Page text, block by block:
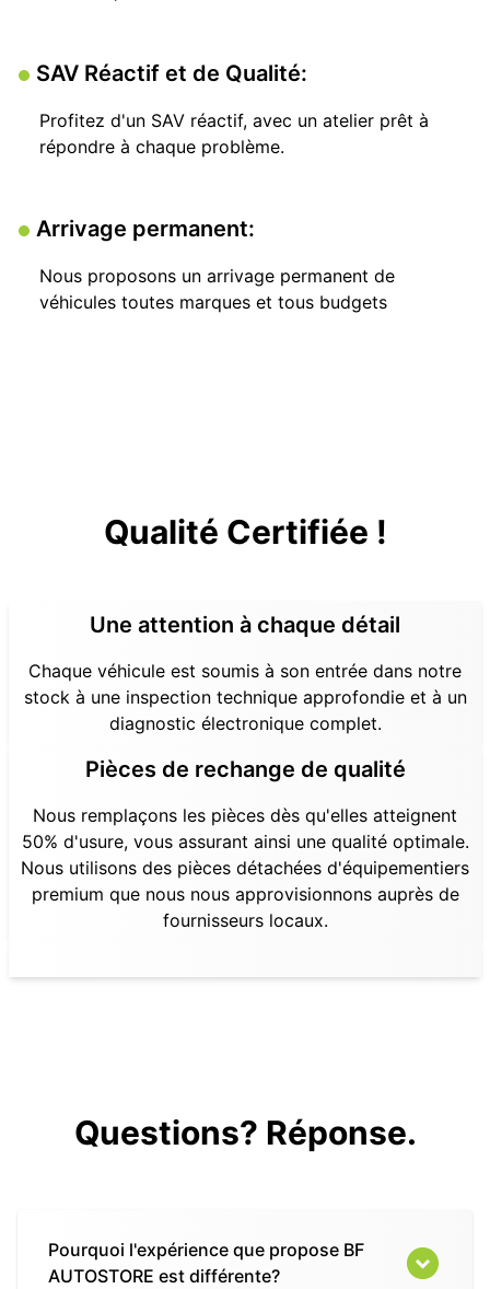
SAV Réactif et de Qualité:
Profitez d'un SAV réactif, avec un atelier prêt à
répondre à chaque problème.
Arrivage permanent:
Nous proposons un arrivage permanent de
véhicules toutes marques et tous budgets
Qualité Certifiée !
Une attention à chaque détail
Chaque véhicule est soumis à son entrée dans notre
stock à une inspection technique approfondie et à un
diagnostic électronique complet.
Pièces de rechange de qualité
Nous remplaçons les pièces dès qu'elles atteignent
50% d'usure, vous assurant ainsi une qualité optimale.
Nous utilisons des pièces détachées d'équipementiers
premium que nous nous approvisionnons auprès de
fournisseurs locaux.
Questions? Réponse.
Pourquoi l'expérience que propose BF
AUTOSTORE est différente?